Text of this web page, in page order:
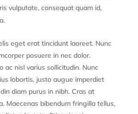
vulputate, consequat quam id,
eget erat tincidunt laoreet. Nunc
posuere in nec dolor.
ac nisl varius sollicitudin. Nunc
lobortis, justo augue imperdiet
diam purus in nibh. Cras at
Maecenas bibendum fringilla tellus,